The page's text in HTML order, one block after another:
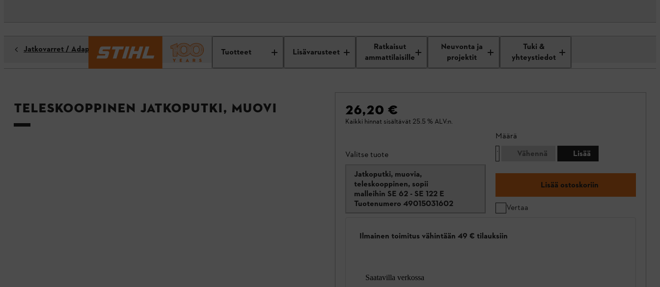
Tuotteet Lisävarusteet
Ratkaisut
ammattilaisille
Neuvonta ja
projektit
Tuki &
yhteystiedot
Jatkovarret / Adapterit
Teleskooppinen jatkoputki, muovi 26,20 €
Kaikki hinnat sisältävät 25.5 % ALV:n.
Valitse tuote
Jatkoputki, muovia,
teleskooppinen, sopii
malleihin SE 62 - SE 122 E
Tuotenumero 49015031602
Määrä
Vähennä
Lisää
Lisää ostoskoriin
Vertaa
Ilmainen toimitus vähintään 49 € tilauksiin
Saatavilla verkossa